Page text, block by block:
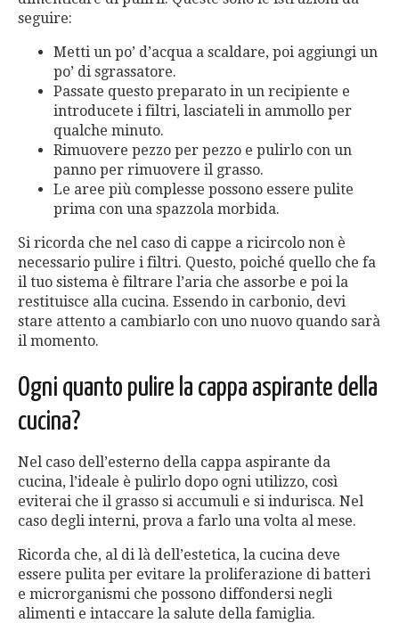
seguire:
Metti un po’ d’acqua a scaldare, poi aggiungi un
po’ di sgrassatore.
Passate questo preparato in un recipiente e
introducete i filtri, lasciateli in ammollo per
qualche minuto.
Rimuovere pezzo per pezzo e pulirlo con un
panno per rimuovere il grasso.
Le aree più complesse possono essere pulite
prima con una spazzola morbida.
Si ricorda che nel caso di cappe a ricircolo non è
necessario pulire i filtri. Questo, poiché quello che fa
il tuo sistema è filtrare l’aria che assorbe e poi la
restituisce alla cucina. Essendo in carbonio, devi
stare attento a cambiarlo con uno nuovo quando sarà
il momento.
Ogni quanto pulire la cappa aspirante della
cucina?
Nel caso dell’esterno della cappa aspirante da
cucina, l’ideale è pulirlo dopo ogni utilizzo, così
eviterai che il grasso si accumuli e si indurisca. Nel
caso degli interni, prova a farlo una volta al mese.
Ricorda che, al di là dell’estetica, la cucina deve
essere pulita per evitare la proliferazione di batteri
e microrganismi che possono diffondersi negli
alimenti e intaccare la salute della famiglia.